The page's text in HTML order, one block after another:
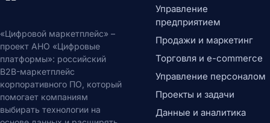
«Цифровой маркетплейс» –
проект АНО «Цифровые
платформы»: российский
B2B-маркетплейс
корпоративного ПО, который
помогает компаниям
выбирать технологии на
Управление
предприятием
Продажи и маркетинг
Торговля и e-commerce
Управление персоналом
Проекты и задачи
Данные и аналитика